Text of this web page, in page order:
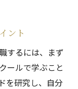
ント
するには、まず
ールで学ぶこと
を研究し、自分